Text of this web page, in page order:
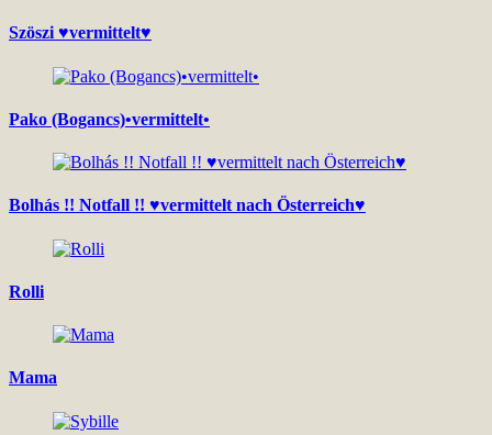
Szöszi ♥vermittelt♥
Pako (Bogancs)•vermittelt•
Bolhás !! Notfall !! ♥vermittelt nach Österreich♥
Rolli
Mama